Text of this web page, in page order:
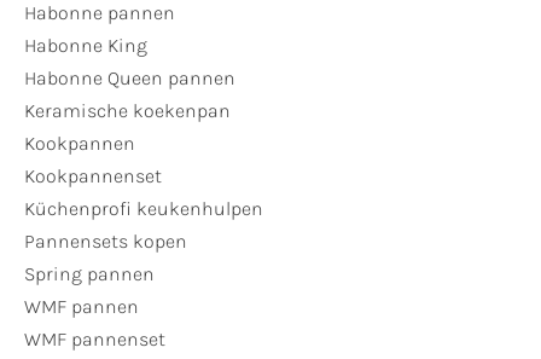
Habonne pannen
Habonne King
Habonne Queen pannen
Keramische koekenpan
Kookpannen
Kookpannenset
Küchenprofi keukenhulpen
Pannensets kopen
Spring pannen
WMF pannen
WMF pannenset